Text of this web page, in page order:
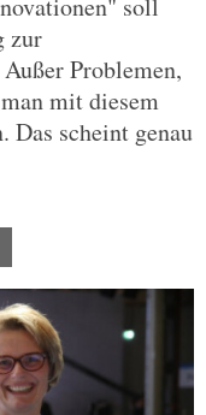
soll
zur
Problemen,
mit diesem
Das scheint genau